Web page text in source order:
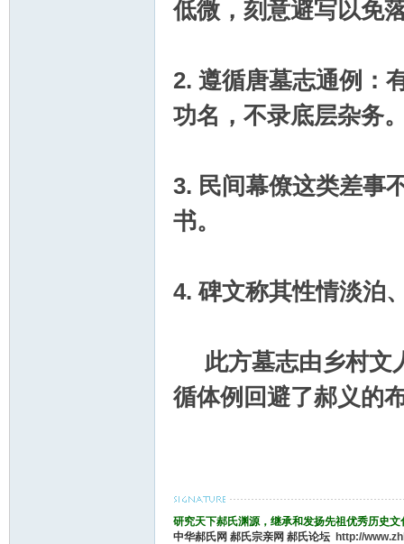
低微，刻意避写以免
2. 遵循唐墓志通例：
功名，不录底层杂务
3. 民间幕僚这类差事
书。
4. 碑文称其性情淡泊
此方墓志由乡村文
循体例回避了郝义的
研究天下郝氏渊源，继承和发扬先祖优秀历史
中华郝氏网 郝氏宗亲网 郝氏论坛 http://